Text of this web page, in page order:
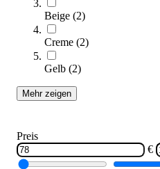
Beige (2)
Creme (2)
Gelb (2)
Mehr zeigen
Preis
€
EHA® Bädermatte Standard
ab 119,00 €